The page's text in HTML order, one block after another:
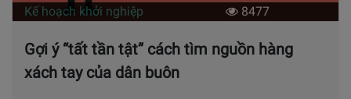
Kế hoạch khởi nghiệp 8477
Gợi ý “tất tần tật” cách tìm nguồn hàng
xách tay của dân buôn